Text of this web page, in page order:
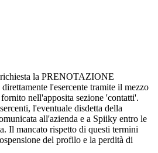
la PRENOTAZIONE
l'esercente tramite il mezzo
nell'apposita sezione 'contatti'.
l'eventuale disdetta della
all'azienda e a Spiiky entro le
Il mancato rispetto di questi termini
del profilo e la perdità di